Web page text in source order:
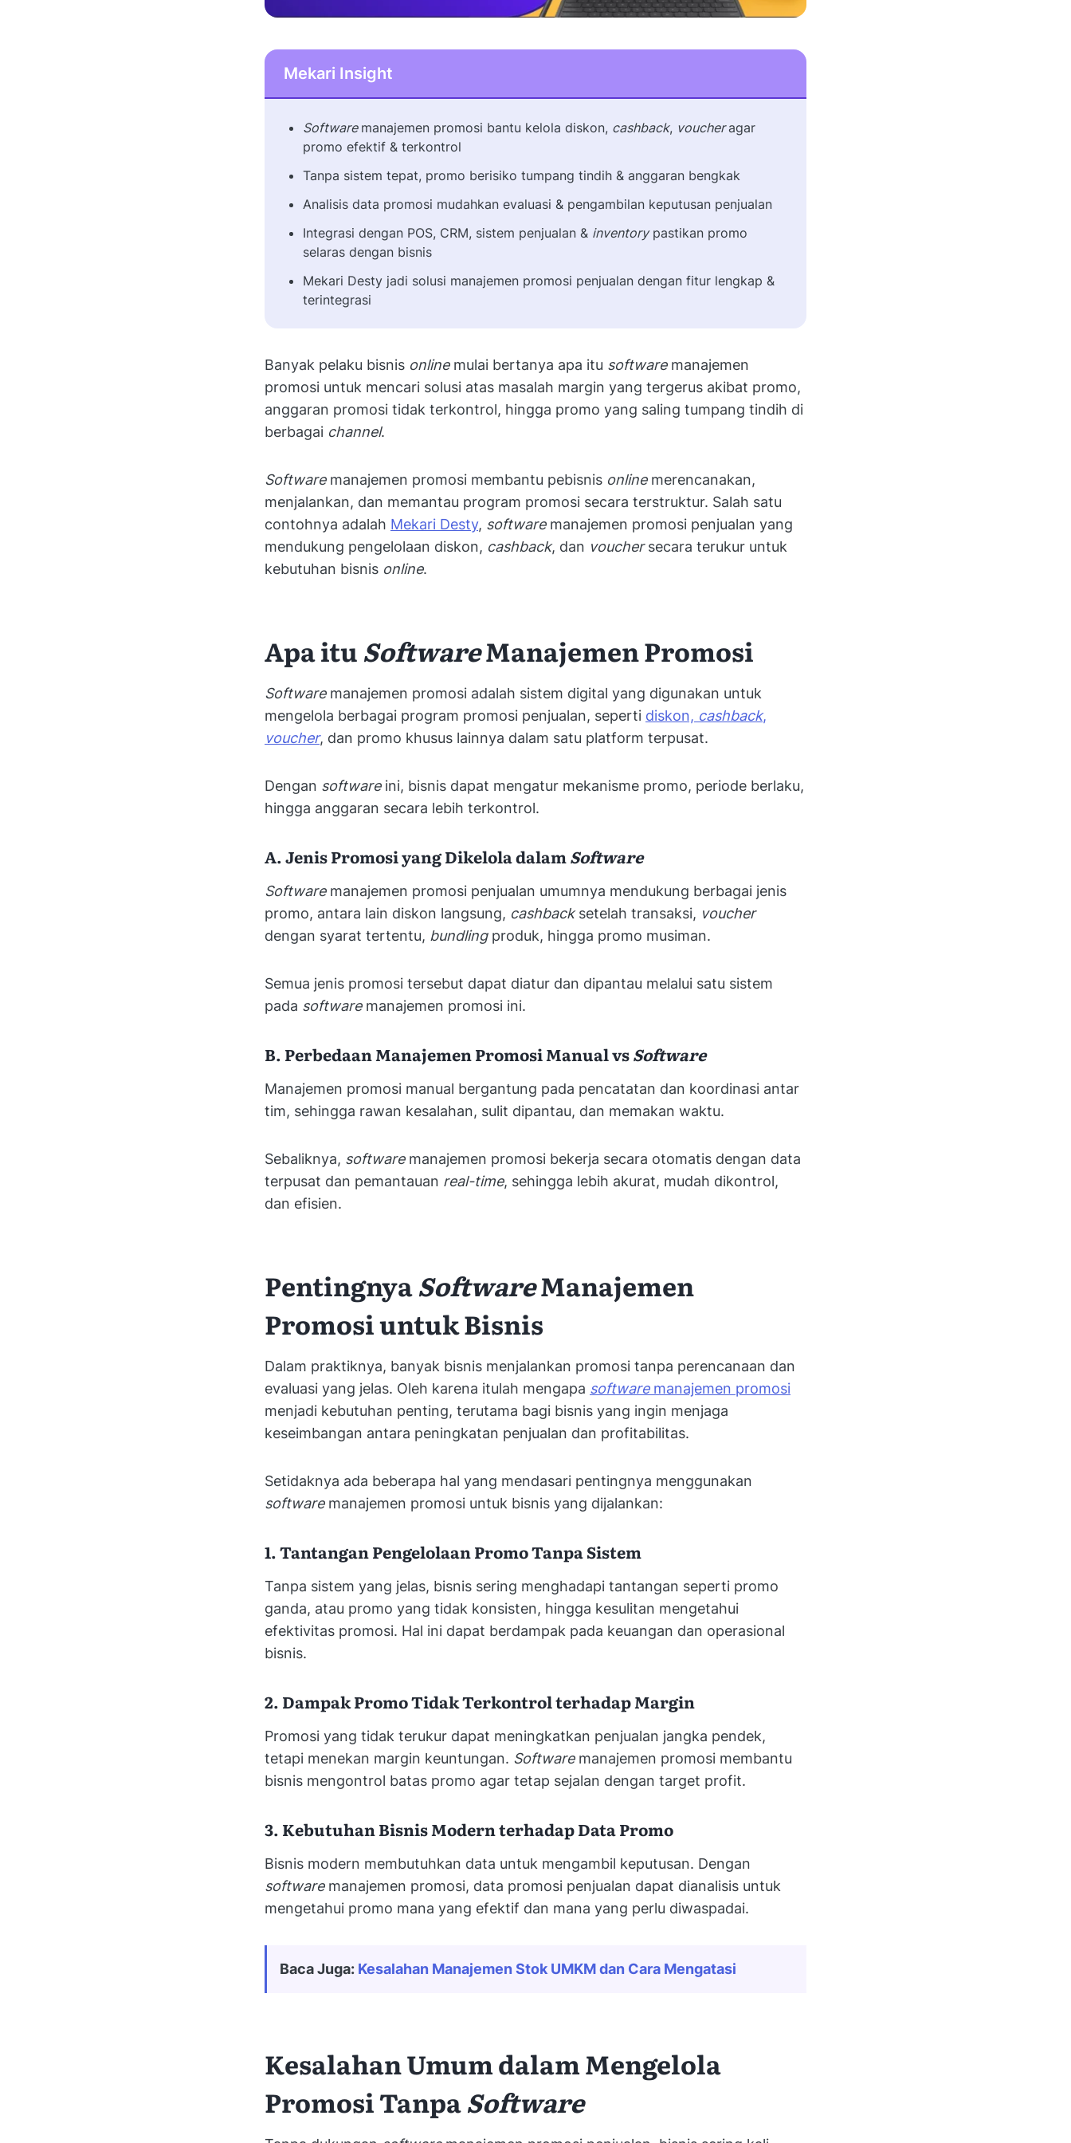
Mekari Insight
Software manajemen promosi bantu kelola diskon, cashback, voucheragar
promo efektif & terkontrol
Tanpa sistem tepat, promo berisiko tumpang tindih & anggaran bengkak
Analisis data promosi mudahkan evaluasi & pengambilan keputusan penjualan
Integrasi dengan POS, CRM, sistem penjualan & inventorypastikan promo
selaras dengan bisnis
Mekari Desty jadi solusi manajemen promosi penjualan dengan fitur lengkap &
terintegrasi
Banyak pelaku bisnis online mulai bertanya apa itu software manajemen
promosi untuk mencari solusi atas masalah margin yang tergerus akibat promo,
anggaran promosi tidak terkontrol, hingga promo yang saling tumpang tindih di
berbagai channel.
Software manajemen promosi membantu pebisnis onlinemerencanakan,
menjalankan, dan memantau program promosi secara terstruktur. Salah satu
contohnya adalah Mekari Desty, software manajemen promosi penjualan yang
mendukung pengelolaan diskon, cashback, dan vouchersecara terukur untuk
kebutuhan bisnis online.
Apa ituSoftwareManajemen Promosi
Software manajemen promosi adalah sistem digital yang digunakan untuk
mengelola berbagai program promosi penjualan, seperti diskon, cashback,
voucher, dan promo khusus lainnya dalam satu platform terpusat.
Dengan software ini, bisnis dapat mengatur mekanisme promo, periode berlaku,
hingga anggaran secara lebih terkontrol.
A. Jenis Promosi yang Dikelola dalamSoftware
Software manajemen promosi penjualan umumnya mendukung berbagai jenis
promo, antara lain diskon langsung, cashbacksetelah transaksi, voucher
dengan syarat tertentu, bundling produk, hingga promo musiman.
Semua jenis promosi tersebut dapat diatur dan dipantau melalui satu sistem
pada software manajemen promosi ini.
B. Perbedaan Manajemen Promosi Manual vsSoftware
Manajemen promosi manual bergantung pada pencatatan dan koordinasi antar
tim, sehingga rawan kesalahan, sulit dipantau, dan memakan waktu.
Sebaliknya, softwaremanajemen promosi bekerja secara otomatis dengan data
terpusat dan pemantauan real-time, sehingga lebih akurat, mudah dikontrol,
dan efisien.
PentingnyaSoftwareManajemen
Promosi untuk Bisnis
Dalam praktiknya, banyak bisnis menjalankan promosi tanpa perencanaan dan
evaluasi yang jelas. Oleh karena itulah mengapa software manajemen promosi
menjadi kebutuhan penting, terutama bagi bisnis yang ingin menjaga
keseimbangan antara peningkatan penjualan dan profitabilitas.
Setidaknya ada beberapa hal yang mendasari pentingnya menggunakan
software manajemen promosi untuk bisnis yang dijalankan:
1. Tantangan Pengelolaan Promo Tanpa Sistem
Tanpa sistem yang jelas, bisnis sering menghadapi tantangan seperti promo
ganda, atau promo yang tidak konsisten, hingga kesulitan mengetahui
efektivitas promosi. Hal ini dapat berdampak pada keuangan dan operasional
bisnis.
2. Dampak Promo Tidak Terkontrol terhadap Margin
Promosi yang tidak terukur dapat meningkatkan penjualan jangka pendek,
tetapi menekan margin keuntungan. Software manajemen promosi membantu
bisnis mengontrol batas promo agar tetap sejalan dengan target profit.
3. Kebutuhan Bisnis Modern terhadap Data Promo
Bisnis modern membutuhkan data untuk mengambil keputusan. Dengan
software manajemen promosi, data promosi penjualan dapat dianalisis untuk
mengetahui promo mana yang efektif dan mana yang perlu diwaspadai.
Baca Juga: Kesalahan Manajemen Stok UMKM dan Cara Mengatasi
Kesalahan Umum dalam Mengelola
Promosi TanpaSoftware